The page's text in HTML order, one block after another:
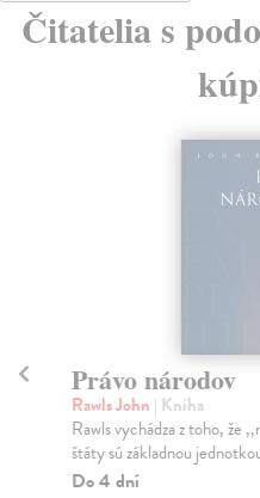
Čitatelia s
Právo národov
Rawls John | Kniha
Rawls vychádza z toho, že
štáty sú základnou
Do 4 dní